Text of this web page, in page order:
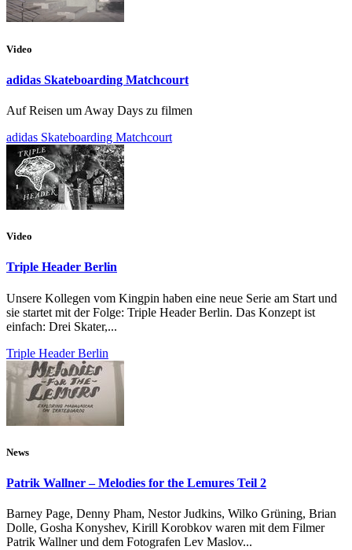
Video
adidas Skateboarding Matchcourt
Auf Reisen um Away Days zu filmen
adidas Skateboarding Matchcourt
Video
Triple Header Berlin
Unsere Kollegen vom Kingpin haben eine neue Serie am Start und
sie startet mit der Folge: Triple Header Berlin. Das Konzept ist
einfach: Drei Skater,...
Triple Header Berlin
News
Patrik Wallner – Melodies for the Lemures Teil 2
Barney Page, Denny Pham, Nestor Judkins, Wilko Grüning, Brian
Dolle, Gosha Konyshev, Kirill Korobkov waren mit dem Filmer
Patrik Wallner und dem Fotografen Lev Maslov...